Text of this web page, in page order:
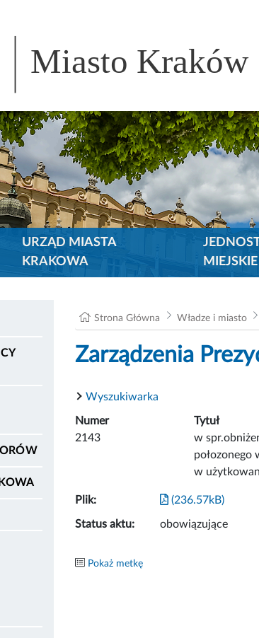
Miasto Kraków
URZĄD MIASTA
KRAKOWA
MIEJSKIE
Strona Główna Władze i miasto
Zarządzenia
Wyszukiwarka
Numer Tytuł
2143
w
połozonego
w
Plik: (236.57kB)
Status aktu: obowiązujące
Pokaż metkę